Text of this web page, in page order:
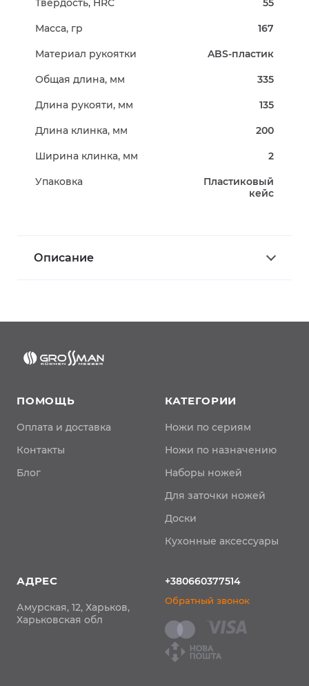
Твердость, HRC 55
Масса, гр 167
Материал рукоятки ABS-пластик
Общая длина, мм 335
Длина рукояти, мм 135
Длина клинка, мм 200
Ширина клинка, мм 2
Упаковка
Пластиковый
кейс
Описание
ПОМОЩЬ
Оплата и доставка
Контакты
Блог
КАТЕГОРИИ
Ножи по сериям
Ножи по назначению
Наборы ножей
Для заточки ножей
Доски
Кухонные аксессуары
АДРЕС
Амурская, 12, Харьков,
Харьковская обл
+380660377514
Обратный звонок